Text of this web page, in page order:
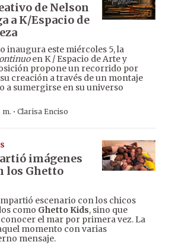
de Nelson
a K/Espacio de
inaugura este miércoles 5, la
en K / Espacio de Arte y
propone un recorrido por
creación a través de un montaje
a sumergirse en su universo
m. · Clarisa Enciso
imágenes
los Ghetto
escenario con los chicos
como Ghetto Kids, sino que
el mar por primera vez. La
momento con varias
mensaje.